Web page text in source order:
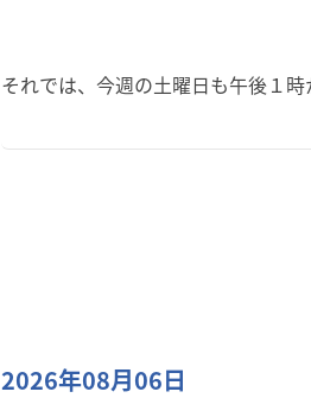
それでは、今週の土曜日も午後１
2026年08月06日